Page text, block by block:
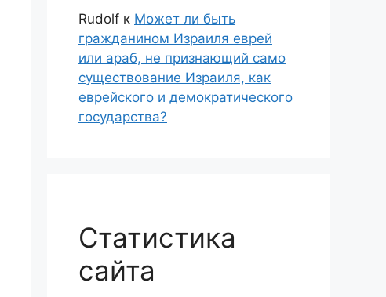
Rudolf к Может ли быть
гражданином Израиля еврей
или араб, не признающий само
существование Израиля, как
еврейского и демократического
государства?
Статистика
сайта